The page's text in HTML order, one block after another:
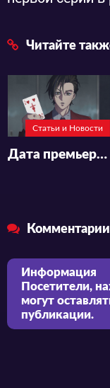
Читайте
Статьи и Новости
Дата премьеры и новый постер продолжения аниме «High Card»
Информация
Посетители,
могут
публикации.